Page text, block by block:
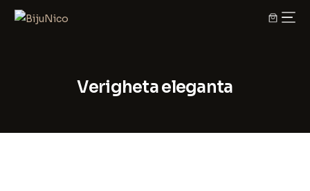
Verigheta eleganta